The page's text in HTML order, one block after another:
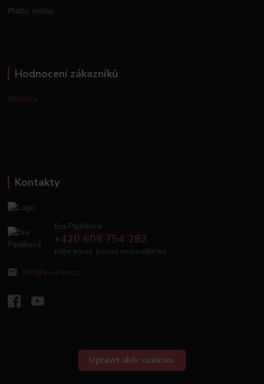
Platby online
Hodnocení zákazníků
Recenze
Kontakty
Eva Paulíková
+420 608 754 282
pište email, pokud nezvedám tel.
info@e-velina.cz
Upravit sběr cookies.